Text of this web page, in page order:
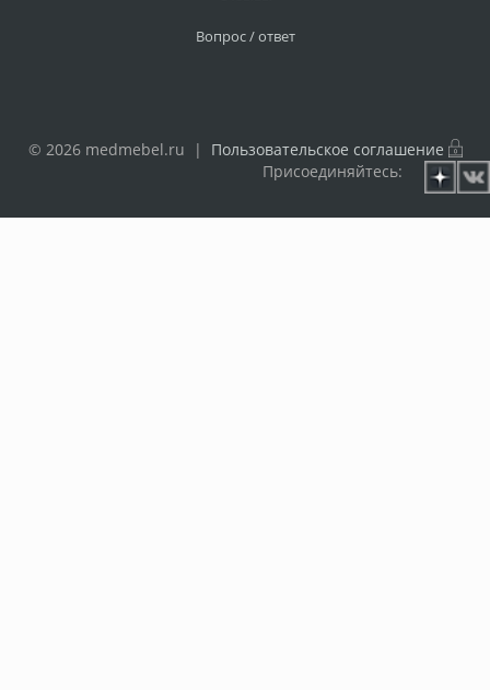
Вопрос / ответ
© 2026 medmebel.ru | Пользовательское соглашение
Присоединяйтесь: